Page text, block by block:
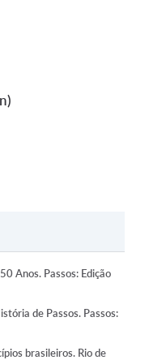
Anos. Passos: Edição
de Passos. Passos:
brasileiros. Rio de